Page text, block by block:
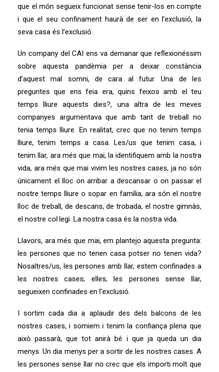
que el món segueix funcionat sense tenir-los en compte
i que el seu confinament haurà de ser en l’exclusió, la
seva casa és l’exclusió.
Un company del CAI ens va demanar que reflexionéssim
sobre aquesta pandèmia per a deixar constància
d’aquest mal somni, de cara al futur. Una de les
preguntes que ens feia era, quins feixos amb el teu
temps lliure aquests dies?, una altra de les meves
companyes argumentava que amb tant de treball no
tenia temps lliure. En realitat, crec que no tenim temps
lliure, tenim temps a casa. Les/us que tenim casa, i
tenim llar, ara més que mai, la identifiquem amb la nostra
vida, ara més que mai vivim les nostres cases, ja no són
únicament el lloc on arribar a descansar o on passar el
nostre temps lliure o sopar en família, ara són el nostre
lloc de treball, de descans, de trobada, el nostre gimnàs,
el nostre col·legi. La nostra casa és la nostra vida.
Llavors, ara més que mai, em plantejo aquesta pregunta:
les persones que no tenen casa potser no tenen vida?
Nosaltres/us, les persones amb llar, estem confinades a
les nostres cases; elles, les persones sense llar,
segueixen confinades en l’exclusió.
I sortim cada dia a aplaudir des dels balcons de les
nostres cases, i somiem i tenim la confiança plena que
això passarà, que tot anirà bé i que ja queda un dia
menys. Un dia menys per a sortir de les nostres cases. A
les persones sense llar no crec que els importi molt que